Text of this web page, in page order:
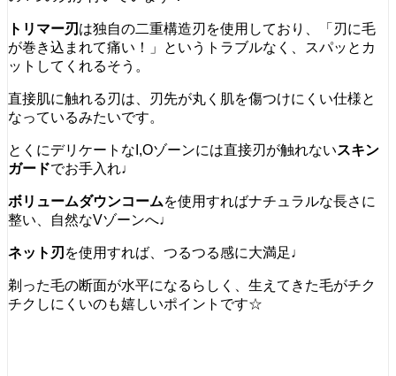
トリマー刃 は独自の二重構造刃を使用しており、「刃に毛
が巻き込まれて痛い！」というトラブルなく、スパッとカ
ットしてくれるそう。
直接肌に触れる刃は、刃先が丸く肌を傷つけにくい仕様と
なっているみたいです。
とくにデリケートなI,Oゾーンには直接刃が触れないスキン
ガードでお手入れ♩
ボリュームダウンコームを使用すればナチュラルな長さに
整い、自然なVゾーンへ♩
ネット刃 を使用すれば、つるつる感に大満足♩
剃った毛の断面が水平になるらしく、生えてきた毛がチク
チクしにくいのも嬉しいポイントです☆